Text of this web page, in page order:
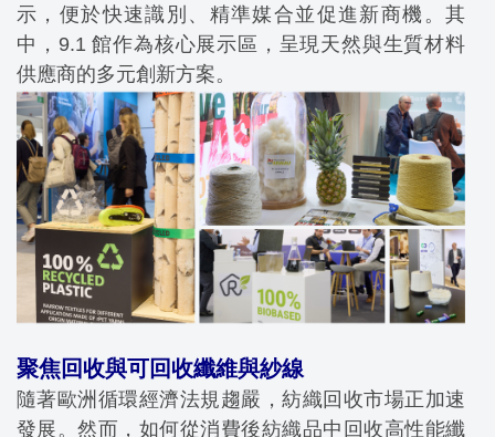
示，便於快速識別、精準媒合並促進新商機。其
中，9.1 館作為核心展示區，呈現天然與生質材料
供應商的多元創新方案。
聚焦回收與可回收纖維與紗線
隨著歐洲循環經濟法規趨嚴，紡織回收市場正加速
發展。然而，如何從消費後紡織品中回收高性能纖